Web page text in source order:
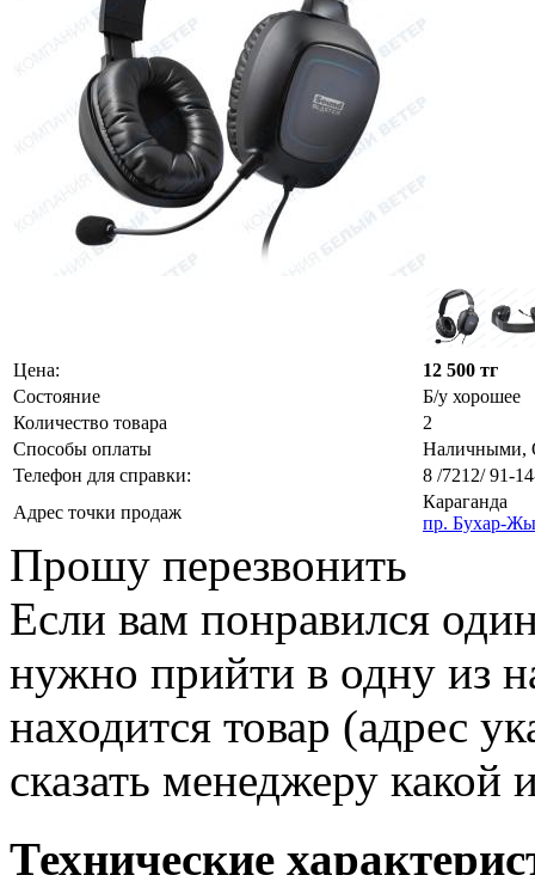
Цена:
12 500 тг
Состояние
Б/у хорошее
Количество товара
2
Способы оплаты
Наличными,
Телефон для справки:
8 /7212/ 91-
Адрес точки продаж
Караганда
пр. Бухар-
Прошу перезвонить
Если вам понравился
нужно прийти в одну из
находится товар (адрес
сказать менеджеру
Технические